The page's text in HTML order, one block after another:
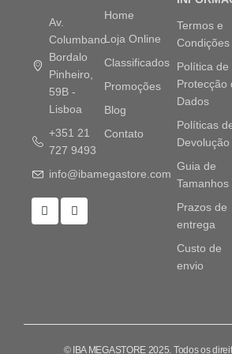
Av.
Columbano
Bordalo
Pinheiro,
59B -
Lisboa
+351 21
727 9493
info@ibamegastore.com
Home
Loja Online
Classificados
Promoções
Blog
Contato
Termos e
Condições
Política de
Protecção
Dados
Políticas
Devolução
Guia de
Tamanhos
Prazos de
entrega
Custo de
envio
© IBA MEGASTORE 2025. Todos os